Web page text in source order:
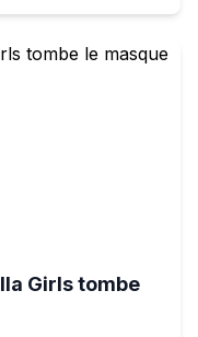
le masque
Girls tombe